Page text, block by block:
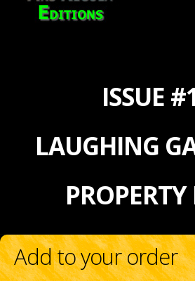
ISSUE
LAUGHING
Add to your order